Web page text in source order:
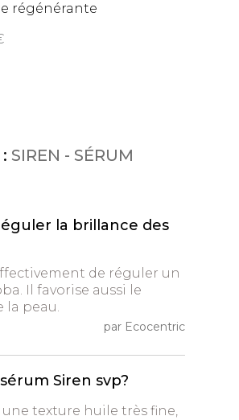
régénérante
SIREN - SÉRUM
la brillance des
de réguler un
Il favorise aussi le
la peau.
par Ecocentric
Siren svp?
texture huile très fine,